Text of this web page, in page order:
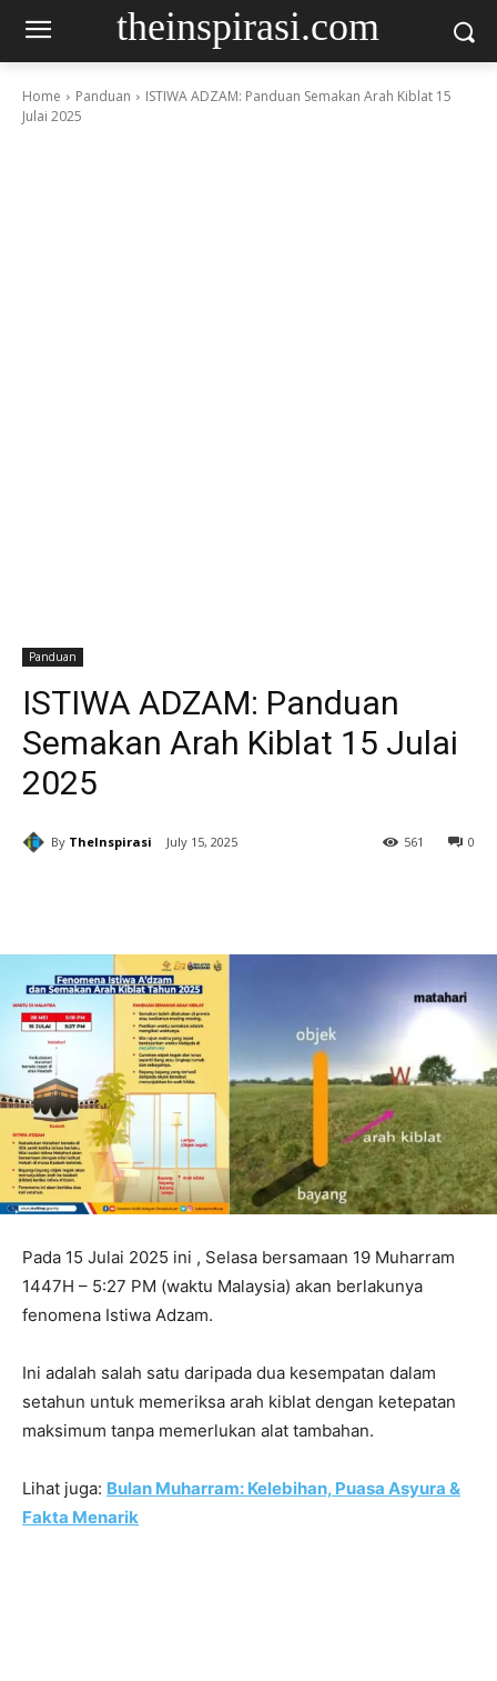
theinspirasi.com
Home Panduan
ISTIWA ADZAM: Panduan Semakan Arah Kiblat 15
Julai 2025
Panduan
ISTIWA ADZAM: Panduan
Semakan Arah Kiblat 15 Julai
2025
By TheInspirasi July 15, 2025 0
561
Pada 15 Julai 2025 ini , Selasa bersamaan 19 Muharram
1447H – 5:27 PM (waktu Malaysia) akan berlakunya
fenomena Istiwa Adzam.
Ini adalah salah satu daripada dua kesempatan dalam
setahun untuk memeriksa arah kiblat dengan ketepatan
maksimum tanpa memerlukan alat tambahan.
Lihat juga: Bulan Muharram: Kelebihan, Puasa Asyura &
Fakta Menarik